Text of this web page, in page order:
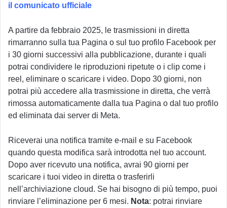
il comunicato ufficiale
A partire da febbraio 2025, le trasmissioni in diretta
rimarranno sulla tua Pagina o sul tuo profilo Facebook per
i 30 giorni successivi alla pubblicazione, durante i quali
potrai condividere le riproduzioni ripetute o i clip come i
reel, eliminare o scaricare i video. Dopo 30 giorni, non
potrai più accedere alla trasmissione in diretta, che verrà
rimossa automaticamente dalla tua Pagina o dal tuo profilo
ed eliminata dai server di Meta.
Riceverai una notifica tramite e-mail e su Facebook
quando questa modifica sarà introdotta nel tuo account.
Dopo aver ricevuto una notifica, avrai 90 giorni per
scaricare i tuoi video in diretta o trasferirli
nell’archiviazione cloud. Se hai bisogno di più tempo, puoi
rinviare l’eliminazione per 6 mesi. Nota: potrai rinviare